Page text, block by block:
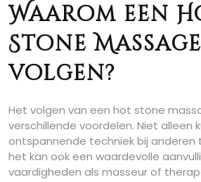
Waarom een
Stone
volgen?
Het volgen van een hot stone
verschillende voordelen. Niet alleen
ontspannende techniek bij anderen
het kan ook een waardevolle
vaardigheden als masseur of